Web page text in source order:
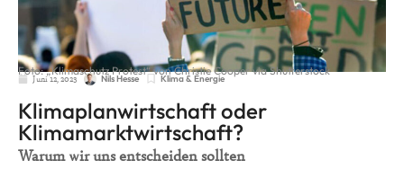
Foto: „Klimaschutz Protest“ von Christie Cooper via Shutterstock
Juni 12, 2023 Nils Hesse Klima & Energie
Klimaplanwirtschaft oder
Klimamarktwirtschaft?
Warum wir uns entscheiden sollten